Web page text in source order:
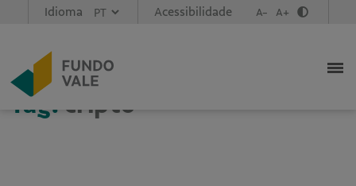
Idioma Acessibilidade A- A+
Tag: cripto